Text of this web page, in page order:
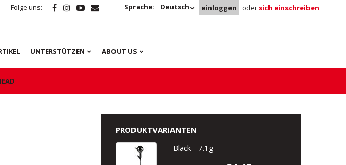
Folge uns: Sprache: Deutsch einloggen oder sich einschreiben
UNTERSTÜTZEN ABOUT US
PRODUKTVARIANTEN
Black - 7.1g